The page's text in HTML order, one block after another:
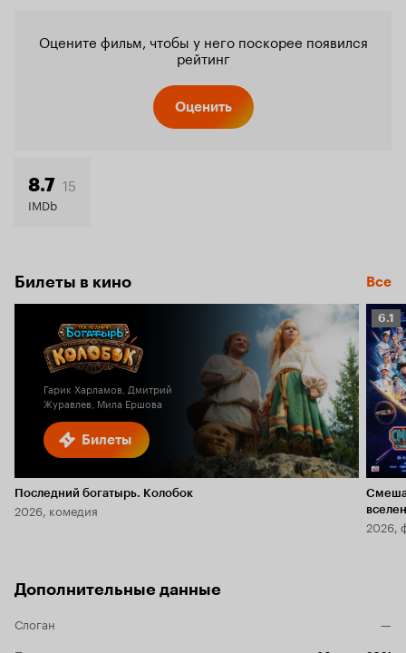
Оцените фильм, чтобы у него поскорее появился
рейтинг
Оценить
8.7 15
IMDb
Билеты в кино Все
Билеты
Гарик Харламов, Дмитрий
Журавлев, Мила Ершова
Последний богатырь. Колобок
2026, комедия
6.1
6.1
2026,
Дополнительные данные
Слоган
—